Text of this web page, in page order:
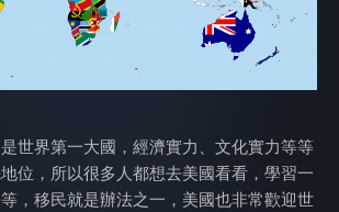
世界第一大國，經濟實力、文化實力等等
位，所以很多人都想去美國看看，學習一
，移民就是辦法之一，美國也非常歡迎世